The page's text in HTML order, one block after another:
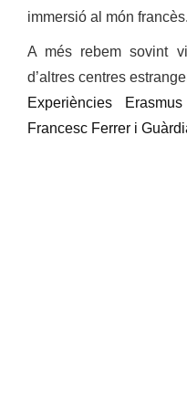
immersió al món francès.
A més rebem sovint
d’altres centres
Experiències
Francesc Ferrer i